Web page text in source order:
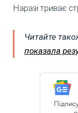
Наразі триває
Читайте
показала